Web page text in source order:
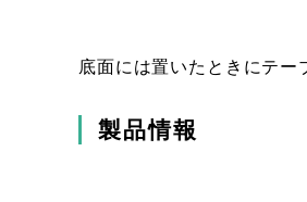
底面には置いたときにテー
製品情報